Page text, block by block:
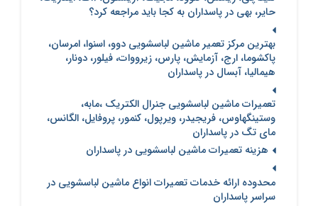
حایر، بهی در پاسداران به کجا باید مراجعه کرد؟
بهترین مرکز تعمیر ماشین لباسشویی دوو، اسنوا، امرسان،
پاکشوما، ارج، آزمایش، پارس، زیرووات، فیلور، دونار،
هیمالیا، آبسال در پاسداران
تعمیرات ماشین لباسشویی جنرال الکتریک ،مابه،
وستینگهاوس، فریجیدر، ویرپول، کنمور، پروفایل، الگانس،
مای تگ در پاسداران
هزینه تعمیرات ماشین لباسشویی در پاسداران
محدوده ارائه خدمات تعمیرات انواع ماشین لباسشویی در
سراسر پاسداران